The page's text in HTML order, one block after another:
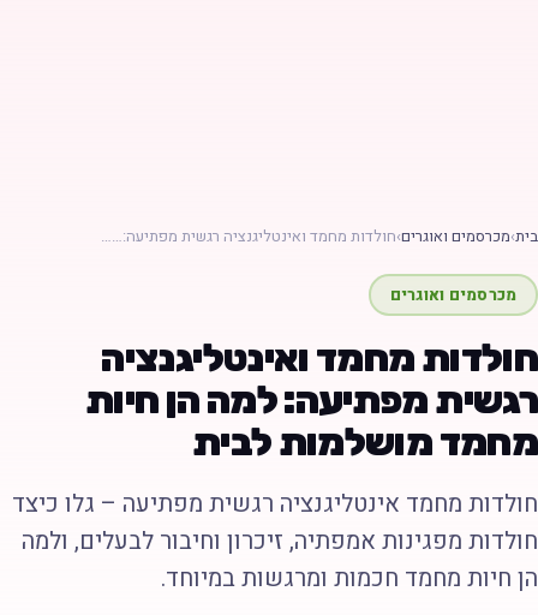
›מכרסמים ואוגרים›חולדות מחמד ואינטליגנציה רגשית מפתיעה:……
מכרסמים ואוגרים
מחמד ואינטליגנציה
מפתיעה: למה הן חיות
מושלמות לבית
מחמד אינטליגנציה רגשית מפתיעה – גלו כיצד
מפגינות אמפתיה, זיכרון וחיבור לבעלים, ולמה
חיות מחמד חכמות ומרגשות במיוחד.